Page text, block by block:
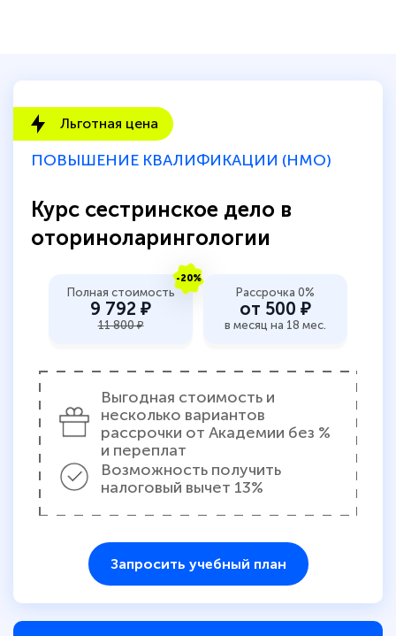
Льготная цена
ПОВЫШЕНИЕ КВАЛИФИКАЦИИ (НМО)
Курс сестринское дело в
оториноларингологии
-20%
Полная стоимость
9 792 ₽
11 800 ₽
Рассрочка 0%
от 500 ₽
в месяц на 18 мес.
Выгодная стоимость и
несколько вариантов
рассрочки от Академии без %
и переплат
Возможность получить
налоговый вычет 13%
Запросить учебный план